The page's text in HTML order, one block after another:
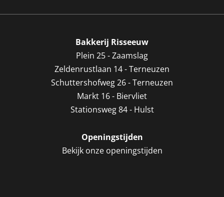
Bakkerij Risseeuw
Plein 25 - Zaamslag
Zeldenrustlaan 14 - Terneuzen
Schuttershofweg 26 - Terneuzen
Markt 16 - Biervliet
Stationsweg 84 - Hulst
Openingstijden
Bekijk onze openingstijden